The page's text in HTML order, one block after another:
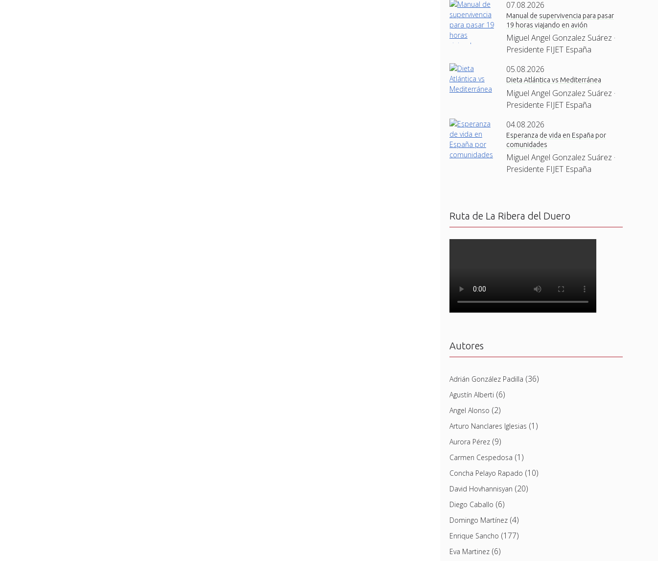
07.08.2026
Manual de supervivencia para pasar
19 horas viajando en avión
Miguel Angel Gonzalez Suárez ·
Presidente FIJET España
05.08.2026
Dieta Atlántica vs Mediterránea
Miguel Angel Gonzalez Suárez ·
Presidente FIJET España
04.08.2026
Esperanza de vida en España por
comunidades
Miguel Angel Gonzalez Suárez ·
Presidente FIJET España
Ruta de La Ribera del Duero
Autores
Adrián González Padilla (36)
Agustín Alberti (6)
Angel Alonso (2)
Arturo Nanclares Iglesias (1)
Aurora Pérez(9)
Carmen Cespedosa (1)
Concha Pelayo Rapado (10)
David Hovhannisyan (20)
Diego Caballo (6)
Domingo Martínez(4)
Enrique Sancho (177)
Eva Martinez(6)